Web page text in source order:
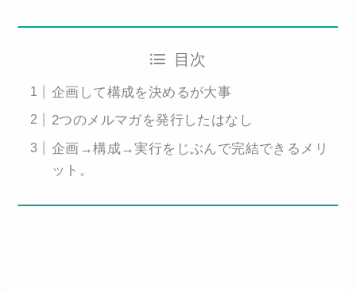
目次
企画して構成を決めるが大事
2つのメルマガを発行したはなし
企画→構成→実行をじぶんで完結できるメリ
ット。